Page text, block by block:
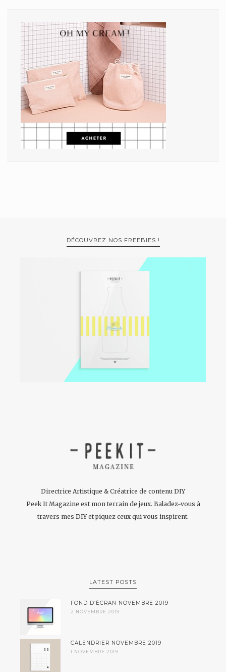
DÉCOUVREZ NOS FREEBIES !
Directrice Artistique & Créatrice de contenu DIY
Peek It Magazine est mon terrain de jeux. Baladez-vous à
travers mes DIY et piquez ceux qui vous inspirent.
LATEST POSTS
FOND D’ÉCRAN NOVEMBRE 2019
2 NOVEMBRE 2019
CALENDRIER NOVEMBRE 2019
1 NOVEMBRE 2019